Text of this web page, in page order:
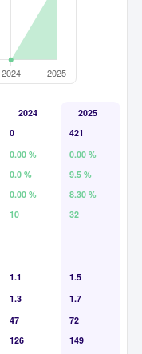
2024
2025
0
421
0.00 %
0.00 %
0.0 %
9.5 %
0.00 %
8.30 %
10 32
1.1
1.5
1.3
1.7
47
72
126 149